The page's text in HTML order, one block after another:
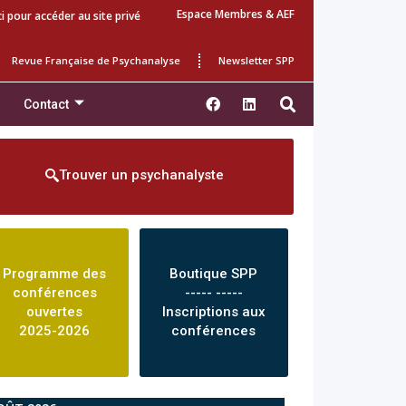
pour accéder au site privé Espace Membres & AEF
Revue Française de Psychanalyse Newsletter SPP
Contact
Trouver un psychanalyste
Programme des
conférences
ouvertes
2025-2026
Boutique SPP
----- -----
Inscriptions aux
conférences